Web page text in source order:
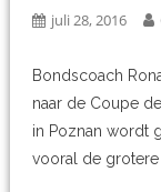
juli 28, 2016
Bondscoach
naar de Coupe
in Poznan wordt
vooral de grotere